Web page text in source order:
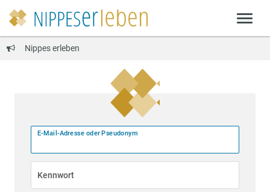
Nippes erleben
E-Mail-Adresse oder Pseudonym
Kennwort